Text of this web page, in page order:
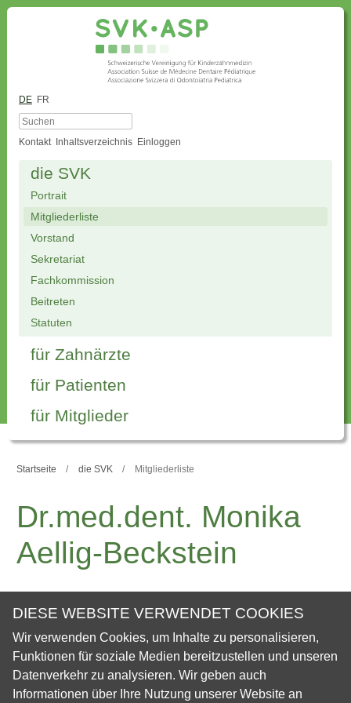
DIESE WEBSITE VERWENDET COOKIES
Wir verwenden Cookies, um Inhalte zu personalisieren,
Funktionen für soziale Medien bereitzustellen und unseren
Datenverkehr zu analysieren. Wir geben auch
Informationen über Ihre Nutzung unserer Website an
DE FR
Kontakt Inhaltsverzeichnis Einloggen
die SVK
Portrait
Mitgliederliste
Vorstand
Sekretariat
Fachkommission
Beitreten
Statuten
für Zahnärzte
für Patienten
für Mitglieder
Startseite die SVK Mitgliederliste
Dr.med.dent. Monika
Aellig-Beckstein
Vorname
Monika
Nachname
Aellig-Beckstein